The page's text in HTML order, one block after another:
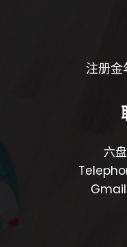
注册金
六